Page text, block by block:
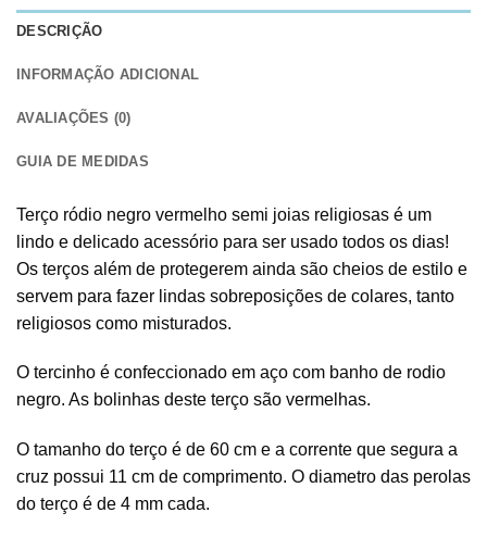
DESCRIÇÃO
INFORMAÇÃO ADICIONAL
AVALIAÇÕES (0)
GUIA DE MEDIDAS
Terço ródio negro vermelho semi joias religiosas é um
lindo e delicado acessório para ser usado todos os dias!
Os terços além de protegerem ainda são cheios de estilo e
servem para fazer lindas sobreposições de colares, tanto
religiosos como misturados.
O tercinho é confeccionado em aço com banho de rodio
negro. As bolinhas deste terço são vermelhas.
O tamanho do terço é de 60 cm e a corrente que segura a
cruz possui 11 cm de comprimento. O diametro das perolas
do terço é de 4 mm cada.